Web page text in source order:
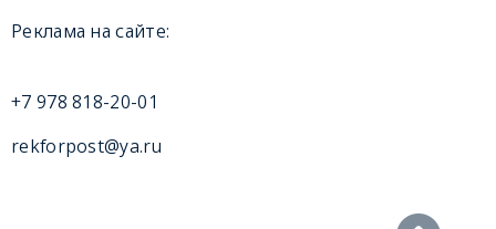
Реклама на сайте:
+7 978 818-20-01
rekforpost@ya.ru